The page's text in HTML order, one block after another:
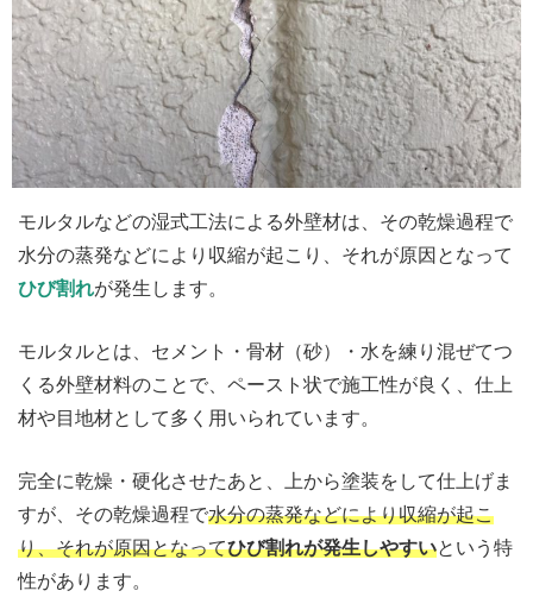
モルタルなどの湿式工法による外壁材は、その乾燥過程で
水分の蒸発などにより収縮が起こり、それが原因となって
ひび割れが発生します。
モルタルとは、セメント・骨材（砂）・水を練り混ぜてつ
くる外壁材料のことで、ペースト状で施工性が良く、仕上
材や目地材として多く用いられています。
完全に乾燥・硬化させたあと、上から塗装をして仕上げま
すが、その乾燥過程で水分の蒸発などにより収縮が起こ
り、それが原因となってひび割れが発生しやすいという特
性があります。